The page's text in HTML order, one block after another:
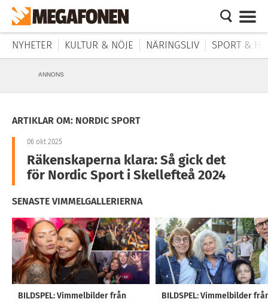
NYHETER KULTUR & NÖJE NÄRINGSLIV SPORT &
ANNONS
ARTIKLAR OM: NORDIC SPORT
06 okt 2025
Räkenskaperna klara: Så gick det
för Nordic Sport i Skellefteå 2024
SENASTE VIMMELGALLERIERNA
BILDSPEL: Vimmelbilder från
BILDSPEL: Vimmelbilder